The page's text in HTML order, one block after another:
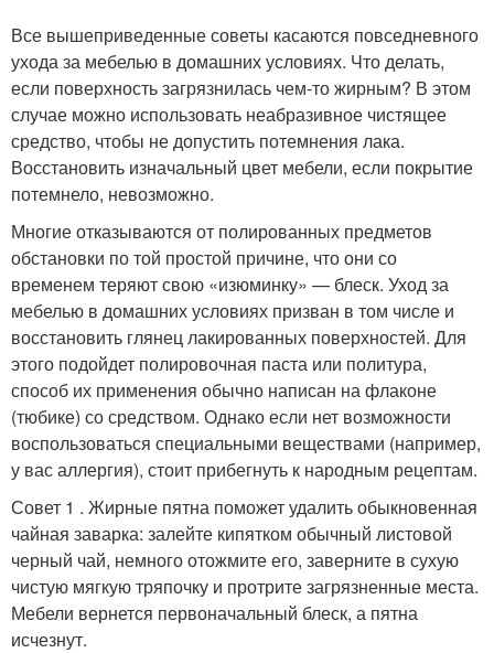
Все вышеприведенные советы касаются повседневного
ухода за мебелью в домашних условиях. Что делать,
если поверхность загрязнилась чем-то жирным? В этом
случае можно использовать неабразивное чистящее
средство, чтобы не допустить потемнения лака.
Восстановить изначальный цвет мебели, если покрытие
потемнело, невозможно.
Многие отказываются от полированных предметов
обстановки по той простой причине, что они со
временем теряют свою «изюминку» — блеск. Уход за
мебелью в домашних условиях призван в том числе и
восстановить глянец лакированных поверхностей. Для
этого подойдет полировочная паста или политура,
способ их применения обычно написан на флаконе
(тюбике) со средством. Однако если нет возможности
воспользоваться специальными веществами (например,
у вас аллергия), стоит прибегнуть к народным рецептам.
Совет 1 . Жирные пятна поможет удалить обыкновенная
чайная заварка: залейте кипятком обычный листовой
черный чай, немного отожмите его, заверните в сухую
чистую мягкую тряпочку и протрите загрязненные места.
Мебели вернется первоначальный блеск, а пятна
исчезнут.